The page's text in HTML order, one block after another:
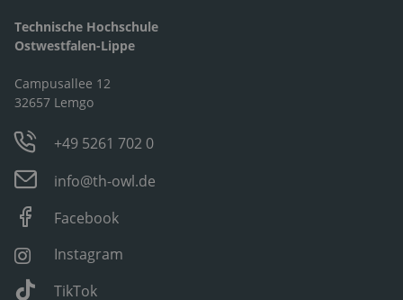
Technische Hochschule
Ostwestfalen-Lippe
Campusallee 12
32657 Lemgo
+49 5261 702 0
info@th-owl.de
Facebook
Instagram
TikTok